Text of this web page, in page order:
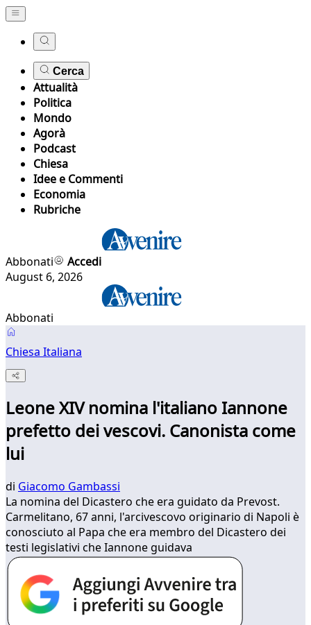
Cerca
Attualità
Politica
Mondo
Agorà
Podcast
Chiesa
Idee e Commenti
Economia
Rubriche
Abbonati
Accedi
August 6, 2026
Abbonati
Chiesa Italiana
Leone XIV nomina l'italiano Iannone
prefetto dei vescovi. Canonista come
lui
di Giacomo Gambassi
La nomina del Dicastero che era guidato da Prevost.
Carmelitano, 67 anni, l'arcivescovo originario di Napoli è
conosciuto al Papa che era membro del Dicastero dei
testi legislativi che Iannone guidava